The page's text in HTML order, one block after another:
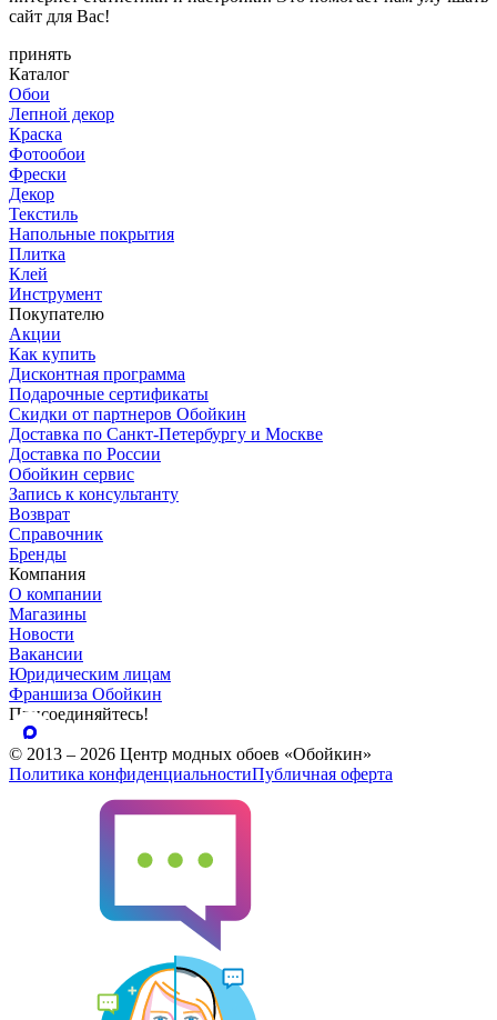
сайт для Вас!
принять
Каталог
Обои
Лепной декор
Краска
Фотообои
Фрески
Декор
Текстиль
Напольные покрытия
Плитка
Клей
Инструмент
Покупателю
Акции
Как купить
Дисконтная программа
Подарочные сертификаты
Скидки от партнеров Обойкин
Доставка по Санкт-Петербургу и Москве
Доставка по России
Обойкин сервис
Запись к консультанту
Возврат
Справочник
Бренды
Компания
О компании
Магазины
Новости
Вакансии
Юридическим лицам
Франшиза Обойкин
Присоединяйтесь!
© 2013 – 2026 Центр модных обоев «Обойкин»
Политика конфиденциальностиПубличная оферта